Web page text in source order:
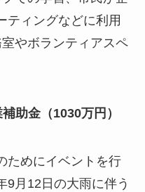
ティングなどに利用
やボランティアスペ
助金（1030万円）
ためにイベントを行
9月12日の大雨に伴う